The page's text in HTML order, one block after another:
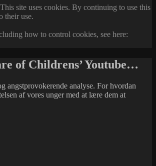
site uses cookies. By continuing to use this
their use.
how to control cookies, see here:
of Childrens’ Youtube…
angstprovokerende analyse. For hvordan
af vores unger med at lære dem at